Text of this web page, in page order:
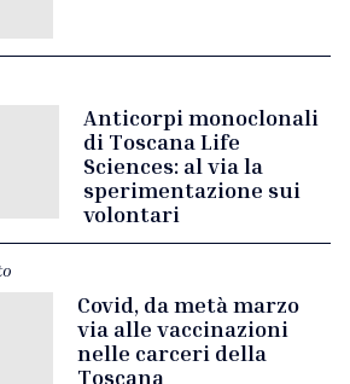
Anticorpi monoclonali
di Toscana Life
Sciences: al via la
sperimentazione sui
volontari
Covid, da metà marzo
via alle vaccinazioni
nelle carceri della
Toscana